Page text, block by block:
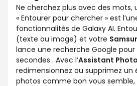
Ne cherchez plus avec des mots,
« Entourer pour chercher » est
fonctionnalités de Galaxy AI.
(texte ou image) et votre
lance une recherche Google pour
secondes . Avec l’Assistant Photo
redimensionnez ou supprimez un
photos comme bon vous